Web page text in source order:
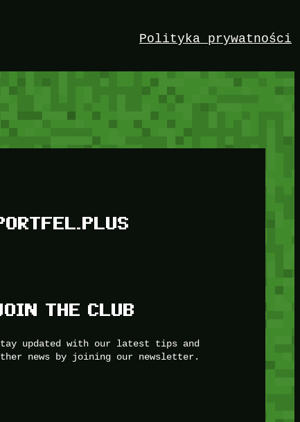
Polityka prywatności
THE CLUB
updated with our latest tips and
news by joining our newsletter.